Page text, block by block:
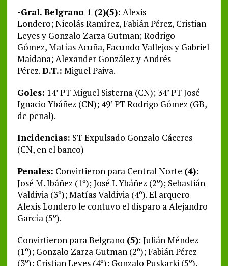
-Gral. Belgrano 1 (2)(5): Alexis
Londero; Nicolás Ramírez, Fabián Pérez, Cristian
Leyes y Gonzalo Zarza Gutman; Rodrigo
Gómez, Matías Acuña, Facundo Vallejos y Gabriel
Maidana; Alexander González y Andrés
Pérez.D.T.: Miguel Paiva.
Goles: 14’ PT Miguel Sisterna (CN); 34’ PT José
Ignacio Ybáñez (CN); 49’ PT Rodrigo Gómez (GB,
de penal).
Incidencias: ST Expulsado Gonzalo Cáceres
(CN, en el banco)
Penales: Convirtieron para Central Norte (4):
José M. Ibáñez (1º); José I. Ybáñez (2º); Sebastián
Valdivia (3º); Matías Valdivia (4º). El arquero
Alexis Londero le contuvo el disparo a Alejandro
García (5º).
Convirtieron para Belgrano (5): Julián Méndez
(1º); Gonzalo Zarza Gutman (2º); Fabián Pérez
(3º); Cristian Leyes (4º); Gonzalo Puskarki (5º).